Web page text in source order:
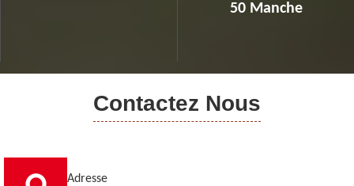
50 Manche
Contactez Nous
Adresse